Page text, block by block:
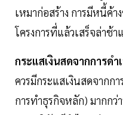
เหมาก่อสร้าง การมีหนี้ค้
โครงการที่แล้วเสร็จล่าช้า
กระแสเงินสดจากการด
ควรมีกระแสเงินสดจากก
การทำธุรกิจหลัก) มากกว่